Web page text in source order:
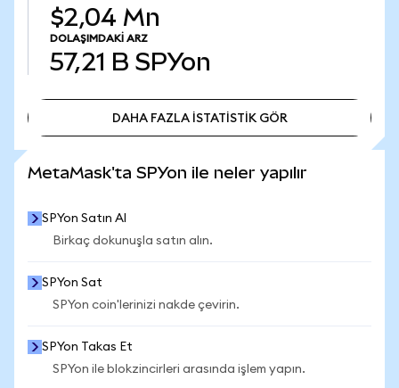
$2,04 Mn
DOLAŞIMDAKI ARZ
57,21 B SPYon
DAHA FAZLA İSTATİSTİK GÖR
MetaMask'ta SPYon ile neler yapılır
SPYon Satın Al
Birkaç dokunuşla satın alın.
SPYon Sat
SPYon coin'lerinizi nakde çevirin.
SPYon Takas Et
SPYon ile blokzincirleri arasında işlem yapın.